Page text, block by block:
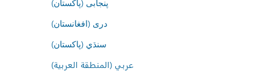
پنجابی (پاکستان)
درى (افغانستان)
سنڌي (پاکستان)
عربي (المنطقة العربية)